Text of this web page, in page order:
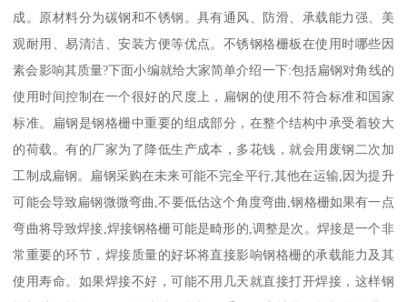
成。原材料分为碳钢和不锈钢。具有通风、防滑、承载能力强、美
观耐用、易清洁、安装方便等优点。不锈钢格栅板在使用时哪些因
素会影响其质量?下面小编就给大家简单介绍一下:包括扁钢对角线的
使用时间控制在一个很好的尺度上，扁钢的使用不符合标准和国家
标准。扁钢是钢格栅中重要的组成部分，在整个结构中承受着较大
的荷载。有的厂家为了降低生产成本，多花钱，就会用废钢二次加
工制成扁钢。扁钢采购在未来可能不完全平行,其他在运输,因为提升
可能会导致扁钢微微弯曲,不要低估这个角度弯曲,钢格栅如果有一点
弯曲将导致焊接,焊接钢格栅可能是畸形的,调整是次。焊接是一个非
常重要的环节，焊接质量的好坏将直接影响钢格栅的承载能力及其
使用寿命。如果焊接不好，可能不用几天就直接打开焊接，这样钢